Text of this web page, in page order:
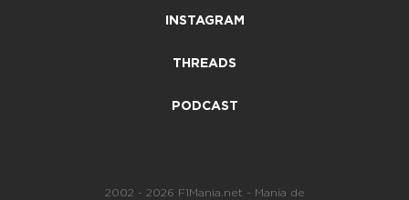
INSTAGRAM
THREADS
PODCAST
2002 - 2026 F1Mania.net - Mania de